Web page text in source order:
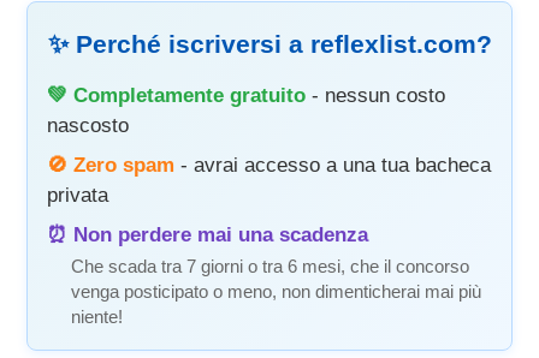
✨ Perché iscriversi a reflexlist.com?
💚 Completamente gratuito - nessun costo
nascosto
🚫 Zero spam - avrai accesso a una tua bacheca
privata
⏰ Non perdere mai una scadenza
Che scada tra 7 giorni o tra 6 mesi, che il concorso
venga posticipato o meno, non dimenticherai mai più
niente!